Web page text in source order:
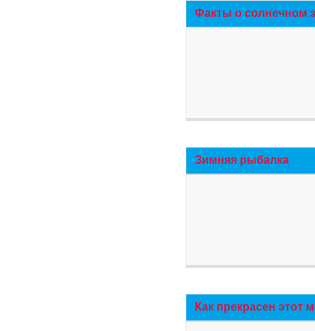
Факты о солнечном
Зимняя рыбалка
Как прекрасен этот